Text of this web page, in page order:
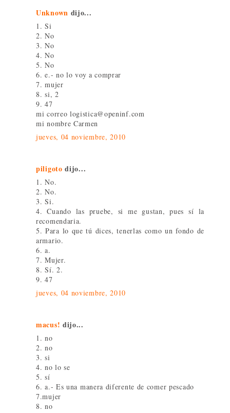
Unknown dijo...
1. Si
2. No
3. No
4. No
5. No
6. e.- no lo voy a comprar
7. mujer
8. si, 2
9. 47
mi correo logistica@openinf.com
mi nombre Carmen
jueves, 04 noviembre, 2010
piligoto dijo...
1. No.
2. No.
3. Si.
4. Cuando las pruebe, si me gustan, pues sí la
recomendaria.
5. Para lo que tú dices, tenerlas como un fondo de
armario.
6. a.
7. Mujer.
8. Sí. 2.
9. 47
jueves, 04 noviembre, 2010
macus! dijo...
1. no
2. no
3. si
4. no lo se
5. sí
6. a.- Es una manera diferente de comer pescado
7.mujer
8. no